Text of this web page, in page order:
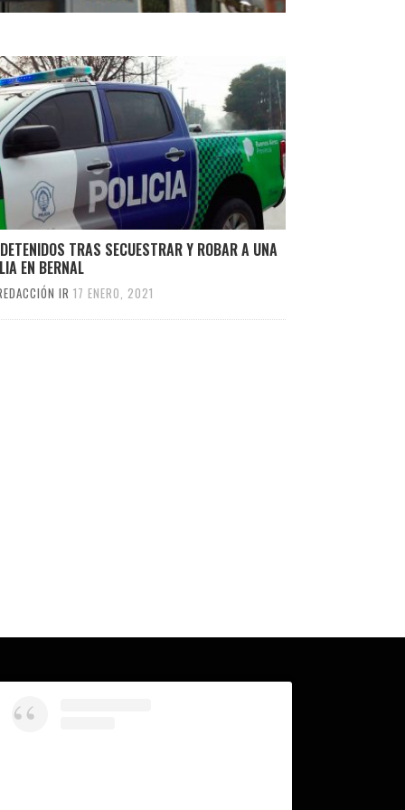
TRAS SECUESTRAR Y ROBAR A UNA
EN BERNAL
IR 17 ENERO, 2021